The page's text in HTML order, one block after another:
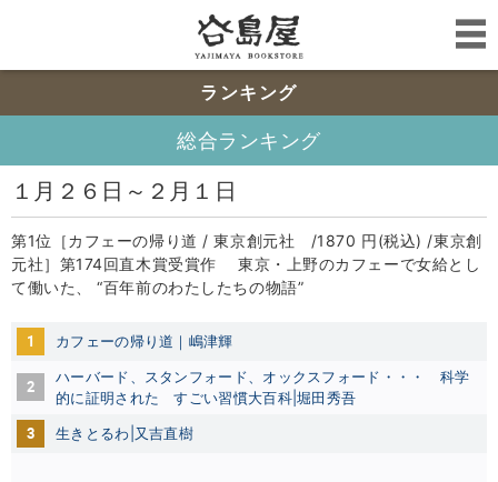
ランキング
総合ランキング
１月２６日～２月１日
第1位［カフェーの帰り道 / 東京創元社 /1870 円(税込) /東京創
元社］第174回直木賞受賞作 東京・上野のカフェーで女給とし
て働いた、 “百年前のわたしたちの物語”
1 カフェーの帰り道｜嶋津輝
2
ハーバード、スタンフォード、オックスフォード・・・ 科学
的に証明された すごい習慣大百科|堀田秀吾
3 生きとるわ|又吉直樹